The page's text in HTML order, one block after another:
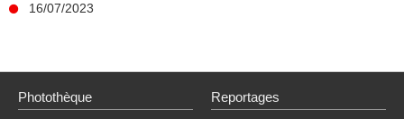
16/07/2023
Photothèque Reportages